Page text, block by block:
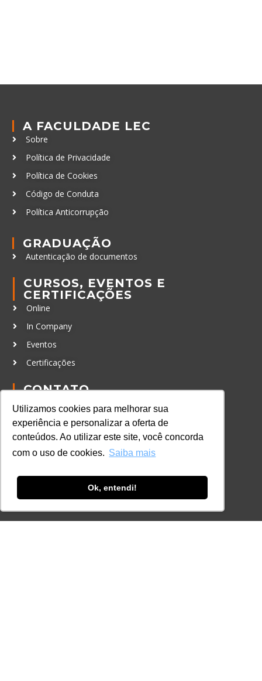
Utilizamos cookies para melhorar sua
experiência e personalizar a oferta de
conteúdos. Ao utilizar este site, você concorda
com o uso de cookies. Saiba mais
Ok, entendi!
A FACULDADE LEC
Sobre
Política de Privacidade
Política de Cookies
Código de Conduta
Política Anticorrupção
GRADUAÇÃO
Autenticação de documentos
CURSOS, EVENTOS E
CERTIFICAÇÕES
Online
In Company
Eventos
Certificações
CONTATO
+55 11 3259-2837
+55 11 98924-8322
contato@lec.com.br
Ferramenta Antifraude
Consulte aqui o cadastro da Instituição no
Sistema e-MEC